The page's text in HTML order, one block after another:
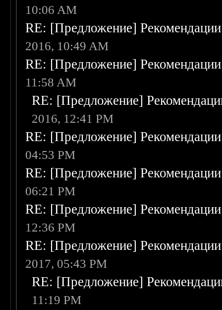
10:06 AM
RE: [Предложение]
2016, 10:49 AM
RE: [Предложение]
11:58 AM
RE: [Предложение]
2016, 12:41 PM
RE: [Предложение]
04:53 PM
RE: [Предложение]
06:21 PM
RE: [Предложение]
12:36 PM
RE: [Предложение]
2017, 05:43 PM
RE: [Предложение]
11:19 PM